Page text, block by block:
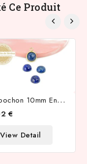
Ce Produit
C
Abochon 10mm En Lapis Lazuli Naturel
€
View Detail